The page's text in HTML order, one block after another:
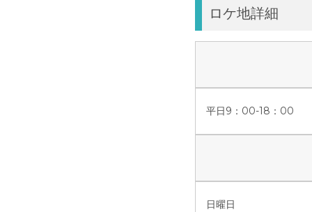
ロケ地詳細
平日9：00-18：00
日曜日